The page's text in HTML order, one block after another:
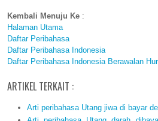
Kembali Menuju Ke :
Halaman Utama
Daftar Peribahasa
Daftar Peribahasa Indonesia
Daftar Peribahasa Indonesia Berawalan
ARTIKEL TERKAIT :
Arti peribahasa Utang jiwa di bayar